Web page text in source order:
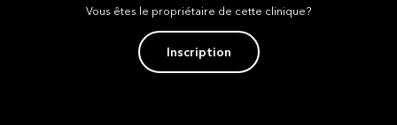
Vous êtes le propriétaire de cette clinique?
Inscription